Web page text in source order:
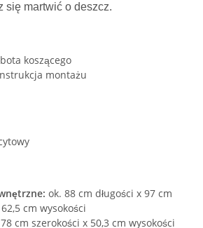
się martwić o deszcz.
koszącego
montażu
ok. 88 cm długości x 97 cm
cm wysokości
cm szerokości x 50,3 cm wysokości